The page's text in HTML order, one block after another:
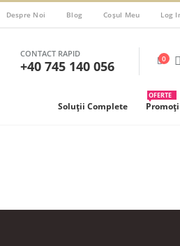
Despre Noi Blog Coșul Meu Log
CONTACT RAPID
+40 745 140 056 0
Soluții Complete
OFERTE